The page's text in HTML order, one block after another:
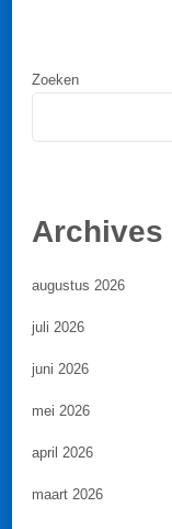
Zoeken
Archives
augustus 2026
juli 2026
juni 2026
mei 2026
april 2026
maart 2026